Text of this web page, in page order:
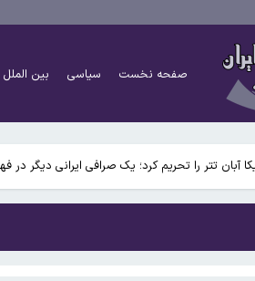
صفحه نخست سیاسی بین الملل
فراموش‌شده در مسیر تکامل مغز؛ آیا میوه و
تحریم کرد+اسامی
فراموش‌شده در مسیر تکامل مغز؛ آیا میوه و